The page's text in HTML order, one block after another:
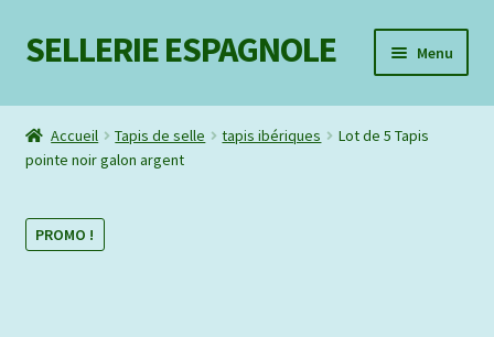
Aller
à
navigation
Aller
au
SELLERIE ESPAGNOLE Menu
Mon compte
Liste d’envie
Contact
Accueil Tapis de selle tapis ibériques
Lot de 5 Tapis
pointe noir galon argent
PROMO !